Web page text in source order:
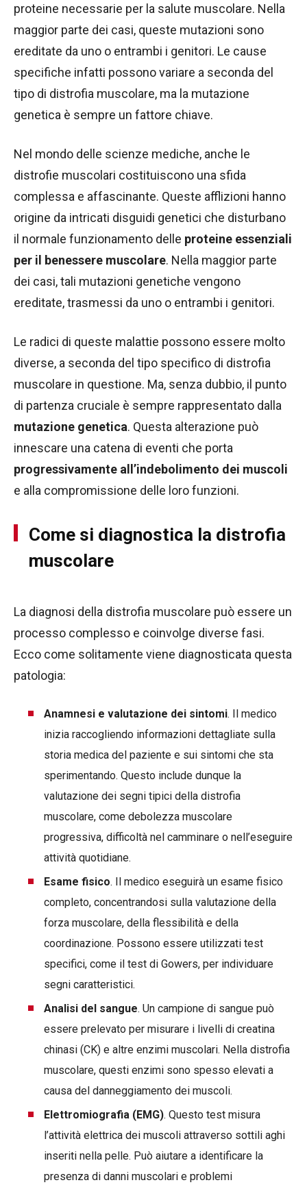
proteine necessarie per la salute muscolare. Nella
maggior parte dei casi, queste mutazioni sono
ereditate da uno o entrambi i genitori. Le cause
specifiche infatti possono variare a seconda del
tipo di distrofia muscolare, ma la mutazione
genetica è sempre un fattore chiave.
Nel mondo delle scienze mediche, anche le
distrofie muscolari costituiscono una sfida
complessa e affascinante. Queste afflizioni hanno
origine da intricati disguidi genetici che disturbano
il normale funzionamento delle proteine essenziali
per il benessere muscolare. Nella maggior parte
dei casi, tali mutazioni genetiche vengono
ereditate, trasmessi da uno o entrambi i genitori.
Le radici di queste malattie possono essere molto
diverse, a seconda del tipo specifico di distrofia
muscolare in questione. Ma, senza dubbio, il punto
di partenza cruciale è sempre rappresentato dalla
mutazione genetica. Questa alterazione può
innescare una catena di eventi che porta
progressivamente all’indebolimento dei muscoli
e alla compromissione delle loro funzioni.
Come si diagnostica la distrofia
muscolare
La diagnosi della distrofia muscolare può essere un
processo complesso e coinvolge diverse fasi.
Ecco come solitamente viene diagnosticata questa
patologia:
Anamnesi e valutazione dei sintomi. Il medico
inizia raccogliendo informazioni dettagliate sulla
storia medica del paziente e sui sintomi che sta
sperimentando. Questo include dunque la
valutazione dei segni tipici della distrofia
muscolare, come debolezza muscolare
progressiva, difficoltà nel camminare o nell’eseguire
attività quotidiane.
Esame fisico. Il medico eseguirà un esame fisico
completo, concentrandosi sulla valutazione della
forza muscolare, della flessibilità e della
coordinazione. Possono essere utilizzati test
specifici, come il test di Gowers, per individuare
segni caratteristici.
Analisi del sangue. Un campione di sangue può
essere prelevato per misurare i livelli di creatina
chinasi (CK) e altre enzimi muscolari. Nella distrofia
muscolare, questi enzimi sono spesso elevati a
causa del danneggiamento dei muscoli.
Elettromiografia (EMG). Questo test misura
l’attività elettrica dei muscoli attraverso sottili aghi
inseriti nella pelle. Può aiutare a identificare la
presenza di danni muscolari e problemi